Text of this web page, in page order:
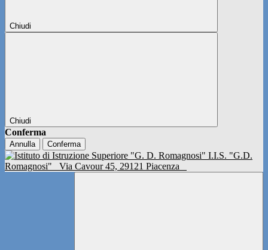
Chiudi
Chiudi
Conferma
Annulla Conferma
I.I.S. "G.D.
Romagnosi"
Via Cavour 45, 29121 Piacenza